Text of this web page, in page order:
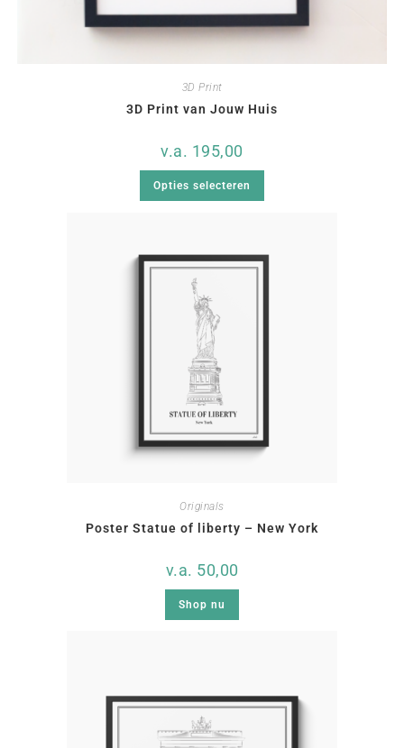
3D Print
3D Print van Jouw Huis
v.a. 195,00
Opties selecteren
Originals
Poster Statue of liberty – New York
v.a. 50,00
Shop nu